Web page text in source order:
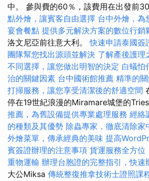
中。 參與費的60％，該費用在出發前
點外燴，讓賓客自由選擇 台中外燴，為
宴會餐點 提供多元解決方案的數位行銷
洛文尼亞前往意大利。快速申請泰國簽
團隊幫您找出源頭並解決 了解產後護理
不同選擇，讓您做出明智的決定 白蟻怕
治的關鍵因素 台中國術館推薦 精準的
打掃服務，讓您享受清潔後的舒適空間
停在19世紀浪漫的Miramare城堡的
推薦，為舊設備提供專業處理服務 經絡
的種類及其優勢 除蟲專家，徹底清除家
外燴菜單，傳承經典的美味 提高
賓簽證辦理的注意事項 貨運服務全方位
重物運輸 辦理台胞證的完整指引，快速
大公Miksa 傳統整復推拿技術士證照課